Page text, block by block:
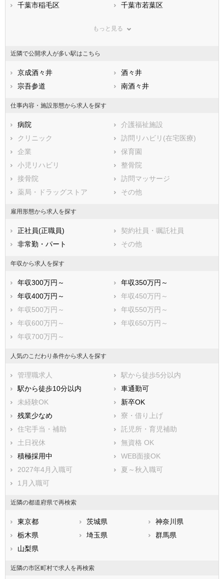
兵庫県
和歌山県
山口県
福岡県
佐賀県
熊本県
鹿児島県
千葉市稲毛区
千葉市若葉区
船橋市
木更津市
松戸市
野田市
茂原市
習志野市
柏市
勝浦市
市原市
流山市
八千代市
我孫子市
鴨川市
鎌ケ谷市
君津市
富津市
浦安市
四街道市
白井市
富里市
南房総市
匝瑳市
香取市
印旛郡酒々井町
印旛郡栄町
香取郡神崎町
香取郡多古町
香取郡東庄町
山武郡九十九里町
山武郡芝山町
山武郡横芝光町
長生郡一宮町
長生郡長生村
もっと見る
近隣で公開求人が多い駅はこちら
京成酒々井
酒々井
宗吾参道
南酒々井
仕事内容・施設形態から求人を探す
病院
介護福祉施設
クリニック
訪問リハビリ(在宅医療)
企業
保育園
小児リハビリ
整骨院
接骨院
訪問マッサージ
薬局・ドラッグストア
その他
雇用形態から求人を探す
正社員(正職員)
契約社員・嘱託社員
非常勤・パート
その他
年収から求人を探す
年収300万円～
年収350万円～
年収400万円～
年収450万円～
年収500万円～
年収550万円～
年収600万円～
年収650万円～
年収700万円～
人気のこだわり条件から求人を探す
管理職求人
駅から徒歩5分以内
駅から徒歩10分以内
車通勤可
未経験OK
新卒OK
残業少なめ
寮・借り上げ
住宅手当・補助
託児所・育児補助
土日祝休
無資格 OK
積極採用中
WEB面接OK
2027年4月入職可
夏～秋入職可
1月入職可
近隣の都道府県で再検索
東京都 茨城県
神奈川県
栃木県
埼玉県
群馬県
山梨県
近隣の市区町村で求人を再検索